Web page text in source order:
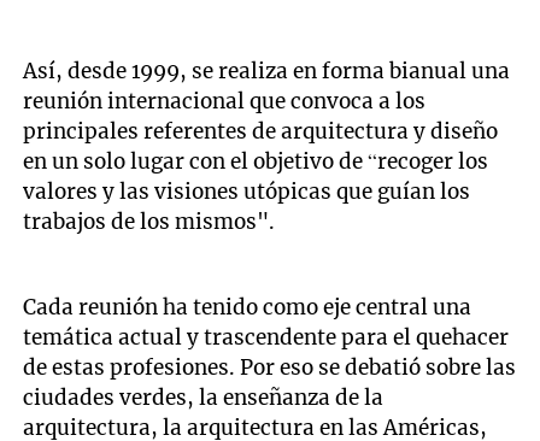
Así, desde 1999, se realiza en forma bianual una
reunión internacional que convoca a los
principales referentes de arquitectura y diseño
en un solo lugar con el objetivo de “recoger los
valores y las visiones utópicas que guían los
trabajos de los mismos".
Cada reunión ha tenido como eje central una
temática actual y trascendente para el quehacer
de estas profesiones. Por eso se debatió sobre las
ciudades verdes, la enseñanza de la
arquitectura, la arquitectura en las Américas,